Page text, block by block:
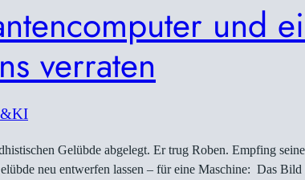
und
verraten
Gelübde abgelegt. Er trug Roben. Empfing
neu entwerfen lassen – für eine Maschine: Das Bild